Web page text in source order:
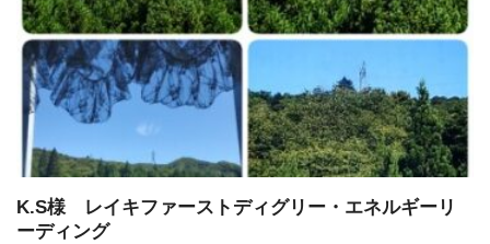
K.S様 レイキファーストディグリー・エネルギーリ
ーディング